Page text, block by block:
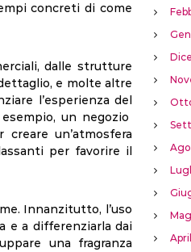
concreti di come
dalle strutture
e molte altre
l’esperienza del
un negozio
un’atmosfera
per favorire il
Innanzitutto, l’uso
e a differenziarla dai
una fragranza